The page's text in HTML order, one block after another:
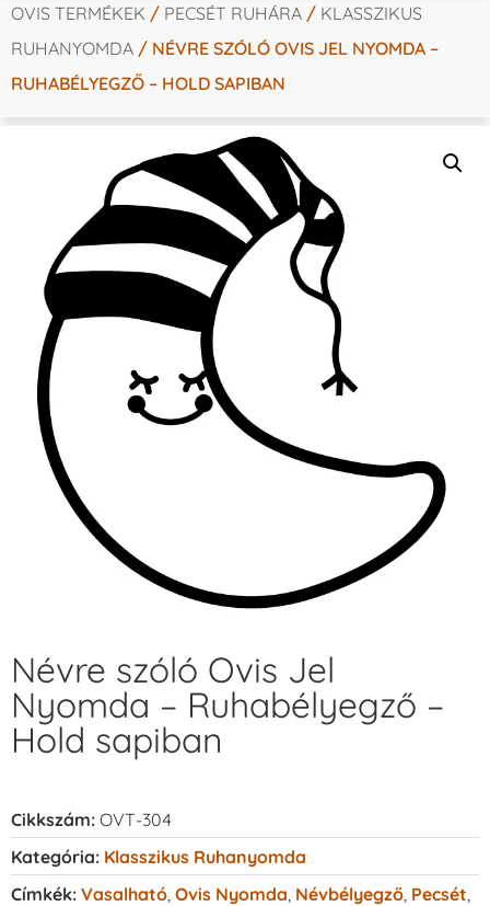
OVIS TERMÉKEK / PECSÉT RUHÁRA / KLASSZIKUS
RUHANYOMDA / NÉVRE SZÓLÓ OVIS JEL NYOMDA –
RUHABÉLYEGZŐ – HOLD SAPIBAN
Névre szóló Ovis Jel
Nyomda – Ruhabélyegző –
Hold sapiban
Cikkszám: OVT-304
Kategória: Klasszikus Ruhanyomda
Címkék: Vasalható Ovis Nyomda Névbélyegző Pecsét